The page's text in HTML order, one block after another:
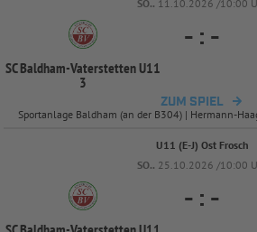
SO.. 11.10.2026 /10:00
SC Baldham-Vaterstetten U11
3
- : -
ZUM SPIEL
Sportanlage Baldham (an der B304) | Hermann-
U11 (E-J) Ost Frosch
SO.. 25.10.2026 /10:00
- : -